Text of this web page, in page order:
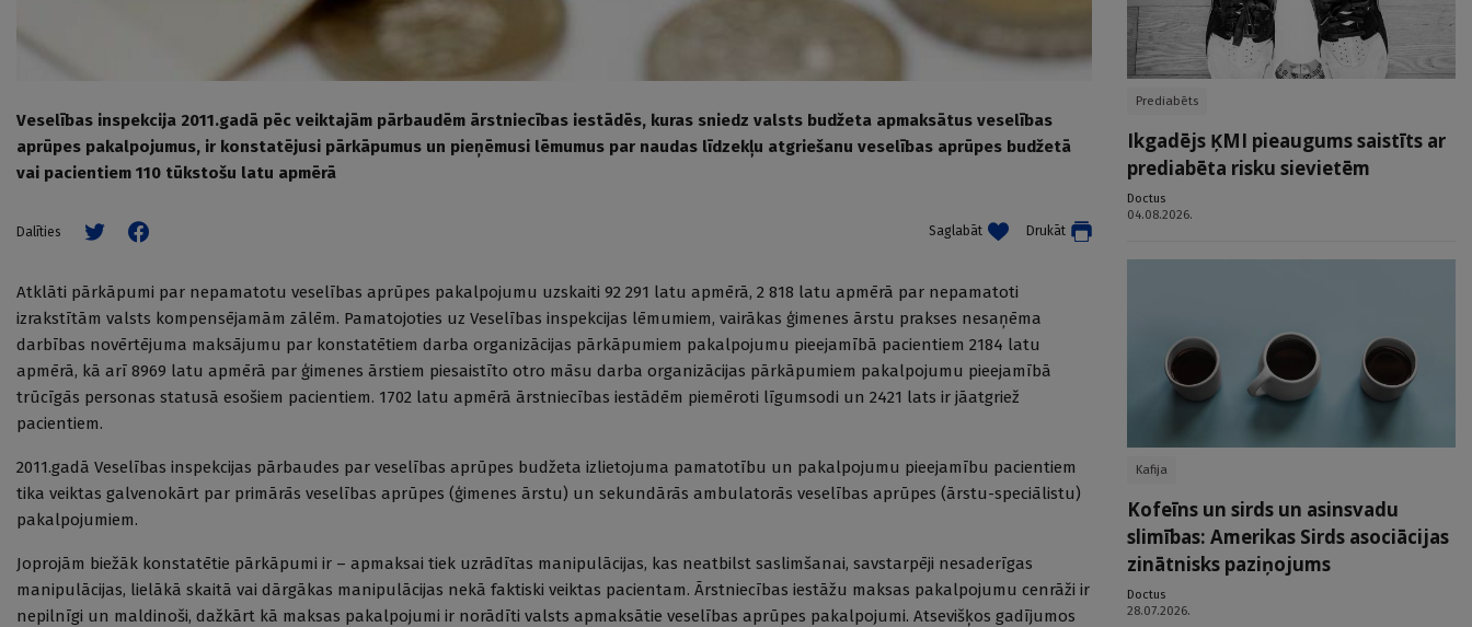
Veselības inspekcija 2011.gadā pēc veiktajām pārbaudēm ārstniecības iestādēs, kuras sniedz valsts budžeta apmaksātus veselības
aprūpes pakalpojumus, ir konstatējusi pārkāpumus un pieņēmusi lēmumus par naudas līdzekļu atgriešanu veselības aprūpes budžetā
vai pacientiem 110 tūkstošu latu apmērā
Dalīties Saglabāt Drukāt
Atklāti pārkāpumi par nepamatotu veselības aprūpes pakalpojumu uzskaiti 92 291 latu apmērā, 2 818 latu apmērā par nepamatoti
izrakstītām valsts kompensējamām zālēm. Pamatojoties uz Veselības inspekcijas lēmumiem, vairākas ģimenes ārstu prakses nesaņēma
darbības novērtējuma maksājumu par konstatētiem darba organizācijas pārkāpumiem pakalpojumu pieejamībā pacientiem 2184 latu
apmērā, kā arī 8969 latu apmērā par ģimenes ārstiem piesaistīto otro māsu darba organizācijas pārkāpumiem pakalpojumu pieejamībā
trūcīgās personas statusā esošiem pacientiem. 1702 latu apmērā ārstniecības iestādēm piemēroti līgumsodi un 2421 lats ir jāatgriež
pacientiem.
2011.gadā Veselības inspekcijas pārbaudes par veselības aprūpes budžeta izlietojuma pamatotību un pakalpojumu pieejamību pacientiem
tika veiktas galvenokārt par primārās veselības aprūpes (ģimenes ārstu) un sekundārās ambulatorās veselības aprūpes (ārstu-speciālistu)
pakalpojumiem.
Joprojām biežāk konstatētie pārkāpumi ir – apmaksai tiek uzrādītas manipulācijas, kas neatbilst saslimšanai, savstarpēji nesaderīgas
manipulācijas, lielākā skaitā vai dārgākas manipulācijas nekā faktiski veiktas pacientam. Ārstniecības iestāžu maksas pakalpojumu cenrāži ir
nepilnīgi un maldinoši, dažkārt kā maksas pakalpojumi ir norādīti valsts apmaksātie veselības aprūpes pakalpojumi. Atsevišķos gadījumos
Prediabēts
Ikgadējs ĶMI pieaugums saistīts ar
prediabēta risku sievietēm
Doctus
04.08.2026.
Kafija
Kofeīns un sirds un asinsvadu
slimības: Amerikas Sirds asociācijas
zinātnisks paziņojums
Doctus
28.07.2026.